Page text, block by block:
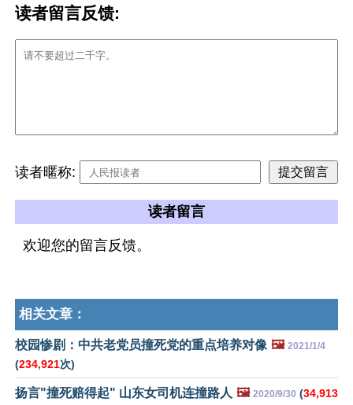
读者留言反馈:
读者暱称:
读者留言
欢迎您的留言反馈。
相关文章：
校园惨剧：中共老党员撞死党的重点培养对像 🖼️ 2021/1/4
(234,921次)
扬言"撞死赔得起" 山东女司机连撞路人 🖼️ 2020/9/30 (34,913